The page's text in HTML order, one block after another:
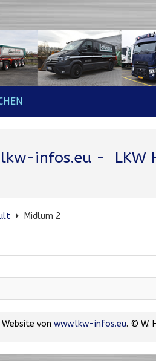
infos.eu- LKW
Midlum 2
Website von www.lkw-infos.eu. © W.